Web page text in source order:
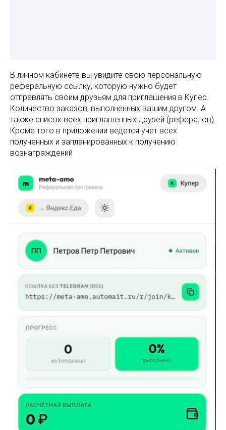
В личном кабинете вы увидите свою персональную
реферальную ссылку, которую нужно будет
отправлять своим друзьям для приглашения в Купер.
Количество заказов, выполненных вашим другом. А
также список всех приглашенных друзей (рефералов).
Кроме того в приложении ведется учет всех
полученных и запланированных к получению
вознаграждений